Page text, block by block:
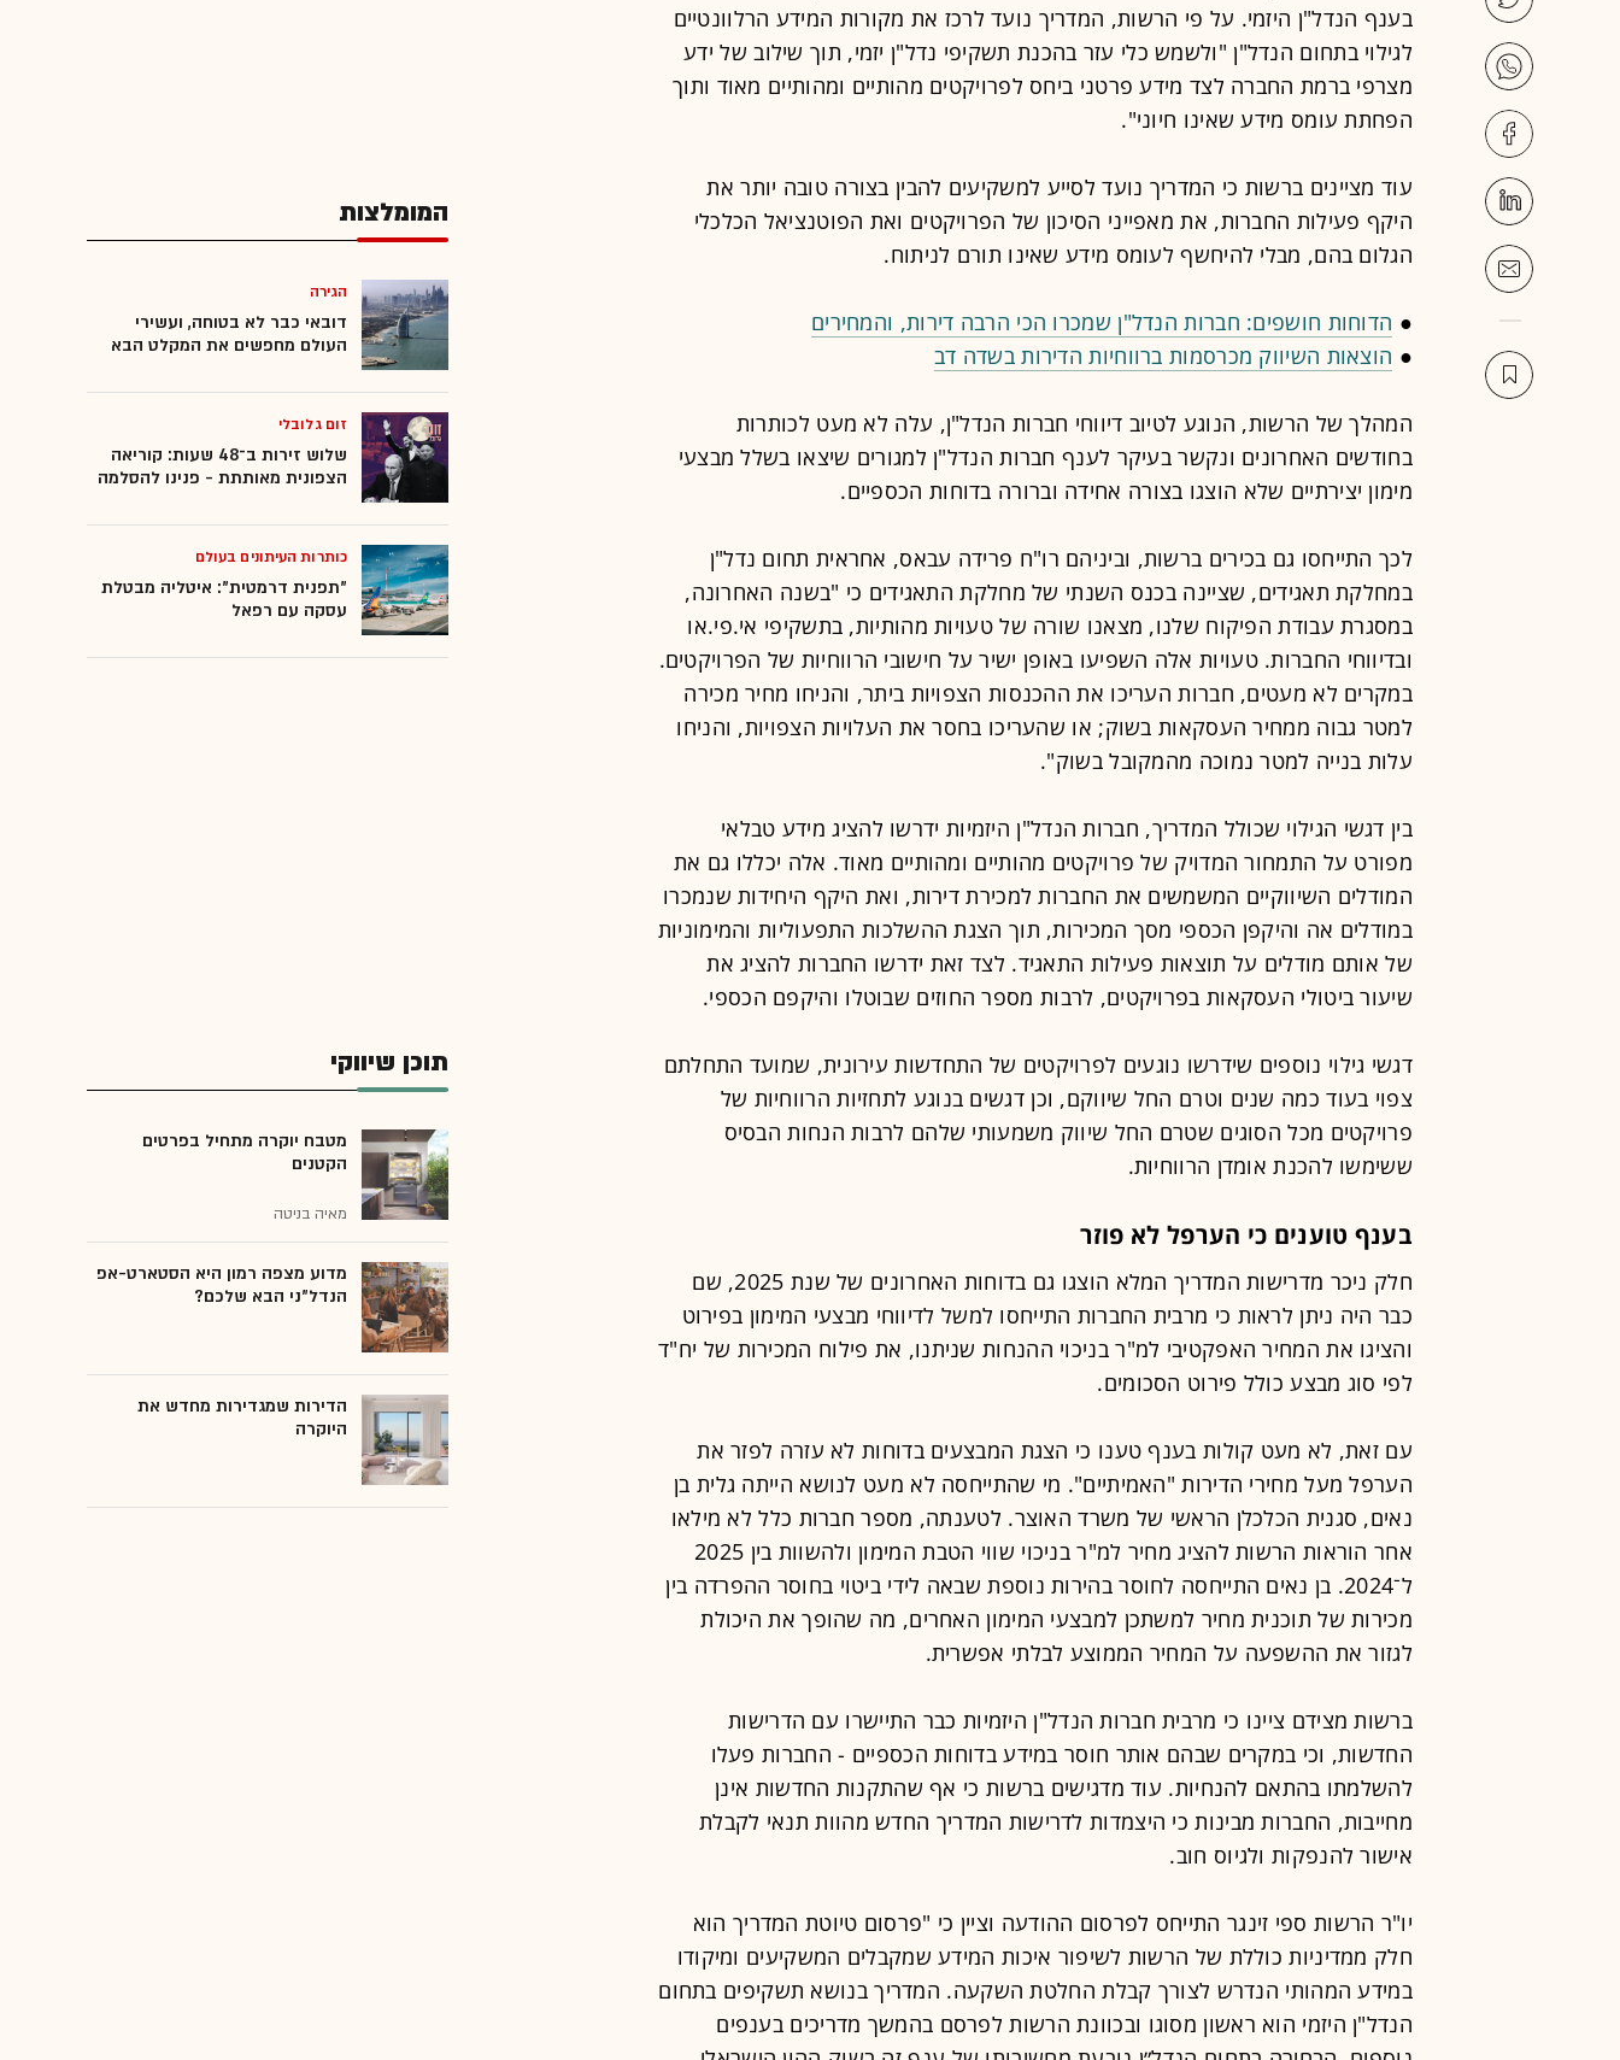
בענף הנדל"ן היזמי. על פי הרשות, המדריך נועד לרכז את מקורות המידע הרלוונטיים
לגילוי בתחום הנדל"ן "ולשמש כלי עזר בהכנת תשקיפי נדל"ן יזמי, תוך שילוב של ידע
מצרפי ברמת החברה לצד מידע פרטני ביחס לפרויקטים מהותיים ומהותיים מאוד ותוך
הפחתת עומס מידע שאינו חיוני".
עוד מציינים ברשות כי המדריך נועד לסייע למשקיעים להבין בצורה טובה יותר את
היקף פעילות החברות, את מאפייני הסיכון של הפרויקטים ואת הפוטנציאל הכלכלי
הגלום בהם, מבלי להיחשף לעומס מידע שאינו תורם לניתוח.
● הדוחות חושפים: חברות הנדל"ן שמכרו הכי הרבה דירות, והמחירים
● הוצאות השיווק מכרסמות ברווחיות הדירות בשדה דב
המהלך של הרשות, הנוגע לטיוב דיווחי חברות הנדל"ן, עלה לא מעט לכותרות
בחודשים האחרונים ונקשר בעיקר לענף חברות הנדל"ן למגורים שיצאו בשלל מבצעי
מימון יצירתיים שלא הוצגו בצורה אחידה וברורה בדוחות הכספיים.
לכך התייחסו גם בכירים ברשות, וביניהם רו"ח פרידה עבאס, אחראית תחום נדל"ן
במחלקת תאגידים, שציינה בכנס השנתי של מחלקת התאגידים כי "בשנה האחרונה,
במסגרת עבודת הפיקוח שלנו, מצאנו שורה של טעויות מהותיות, בתשקיפי אי.פי.או
ובדיווחי החברות. טעויות אלה השפיעו באופן ישיר על חישובי הרווחיות של הפרויקטים.
במקרים לא מעטים, חברות העריכו את ההכנסות הצפויות ביתר, והניחו מחיר מכירה
למטר גבוה ממחיר העסקאות בשוק; או שהעריכו בחסר את העלויות הצפויות, והניחו
עלות בנייה למטר נמוכה מהמקובל בשוק".
בין דגשי הגילוי שכולל המדריך, חברות הנדל"ן היזמיות ידרשו להציג מידע טבלאי
מפורט על התמחור המדויק של פרויקטים מהותיים ומהותיים מאוד. אלה יכללו גם את
המודלים השיווקיים המשמשים את החברות למכירת דירות, ואת היקף היחידות שנמכרו
במודלים אה והיקפן הכספי מסך המכירות, תוך הצגת ההשלכות התפעוליות והמימוניות
של אותם מודלים על תוצאות פעילות התאגיד. לצד זאת ידרשו החברות להציג את
שיעור ביטולי העסקאות בפרויקטים, לרבות מספר החוזים שבוטלו והיקפם הכספי.
דגשי גילוי נוספים שידרשו נוגעים לפרויקטים של התחדשות עירונית, שמועד התחלתם
צפוי בעוד כמה שנים וטרם החל שיווקם, וכן דגשים בנוגע לתחזיות הרווחיות של
פרויקטים מכל הסוגים שטרם החל שיווק משמעותי שלהם לרבות הנחות הבסיס
ששימשו להכנת אומדן הרווחיות.
בענף טוענים כי הערפל לא פוזר
חלק ניכר מדרישות המדריך המלא הוצגו גם בדוחות האחרונים של שנת 2025, שם
כבר היה ניתן לראות כי מרבית החברות התייחסו למשל לדיווחי מבצעי המימון בפירוט
והציגו את המחיר האפקטיבי למ"ר בניכוי ההנחות שניתנו, את פילוח המכירות של יח"ד
לפי סוג מבצע כולל פירוט הסכומים.
עם זאת, לא מעט קולות בענף טענו כי הצגת המבצעים בדוחות לא עזרה לפזר את
הערפל מעל מחירי הדירות "האמיתיים". מי שהתייחסה לא מעט לנושא הייתה גלית בן
נאים, סגנית הכלכלן הראשי של משרד האוצר. לטענתה, מספר חברות כלל לא מילאו
אחר הוראות הרשות להציג מחיר למ"ר בניכוי שווי הטבת המימון ולהשוות בין 2025
ל־2024. בן נאים התייחסה לחוסר בהירות נוספת שבאה לידי ביטוי בחוסר ההפרדה בין
מכירות של תוכנית מחיר למשתכן למבצעי המימון האחרים, מה שהופך את היכולת
לגזור את ההשפעה על המחיר הממוצע לבלתי אפשרית.
ברשות מצידם ציינו כי מרבית חברות הנדל"ן היזמיות כבר התיישרו עם הדרישות
החדשות, וכי במקרים שבהם אותר חוסר במידע בדוחות הכספיים - החברות פעלו
להשלמתו בהתאם להנחיות. עוד מדגישים ברשות כי אף שהתקנות החדשות אינן
מחייבות, החברות מבינות כי היצמדות לדרישות המדריך החדש מהוות תנאי לקבלת
אישור להנפקות ולגיוס חוב.
יו"ר הרשות ספי זינגר התייחס לפרסום ההודעה וציין כי "פרסום טיוטת המדריך הוא
חלק ממדיניות כוללת של הרשות לשיפור איכות המידע שמקבלים המשקיעים ומיקודו
במידע המהותי הנדרש לצורך קבלת החלטת השקעה. המדריך בנושא תשקיפים בתחום
הנדל"ן היזמי הוא ראשון מסוגו ובכוונת הרשות לפרסם בהמשך מדריכים בענפים
המומלצות
הגירה
דובאי כבר לא בטוחה, ועשירי
העולם מחפשים את המקלט הבא
זום גלובלי
שלוש זירות ב־48 שעות: קוריאה
הצפונית מאותתת - פנינו להסלמה
כותרות העיתונים בעולם
"תפנית דרמטית": איטליה מבטלת
עסקה עם רפאל
תוכן שיווקי
מטבח יוקרה מתחיל בפרטים
הקטנים
מאיה בניטה
מדוע מצפה רמון היא הסטארט-אפ
הנדל"ני הבא שלכם?
הדירות שמגדירות מחדש את
היוקרה